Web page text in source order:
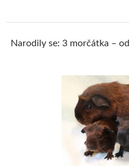
Narodily se: 3 morčátka –